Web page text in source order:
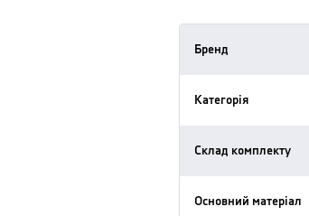
Бренд
Категорія
Склад комплекту
Основний матеріал